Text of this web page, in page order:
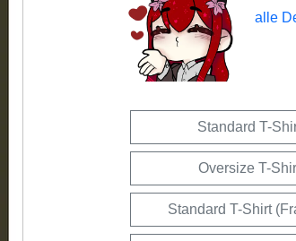
alle
Standard T-
Oversize T-
Standard T-Shirt